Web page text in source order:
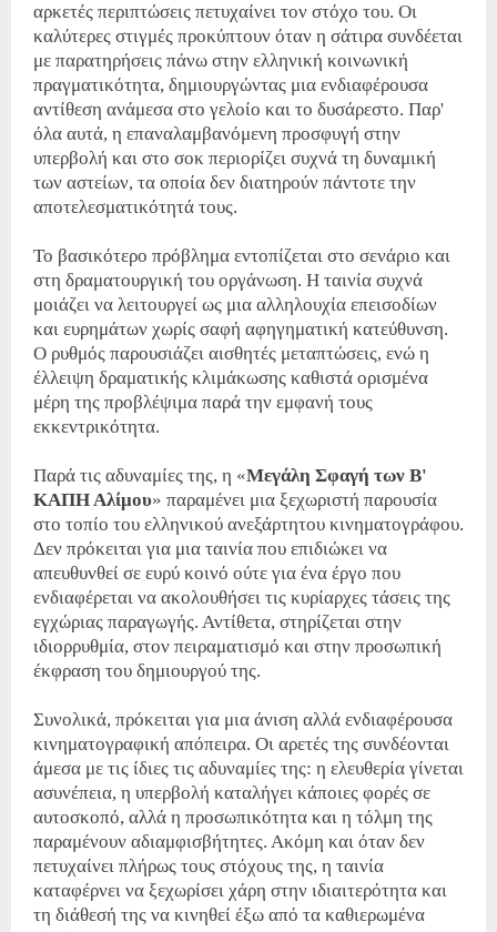
αρκετές περιπτώσεις πετυχαίνει τον στόχο του. Οι
καλύτερες στιγμές προκύπτουν όταν η σάτιρα συνδέεται
με παρατηρήσεις πάνω στην ελληνική κοινωνική
πραγματικότητα, δημιουργώντας μια ενδιαφέρουσα
αντίθεση ανάμεσα στο γελοίο και το δυσάρεστο. Παρ'
όλα αυτά, η επαναλαμβανόμενη προσφυγή στην
υπερβολή και στο σοκ περιορίζει συχνά τη δυναμική
των αστείων, τα οποία δεν διατηρούν πάντοτε την
αποτελεσματικότητά τους.
Το βασικότερο πρόβλημα εντοπίζεται στο σενάριο και
στη δραματουργική του οργάνωση. Η ταινία συχνά
μοιάζει να λειτουργεί ως μια αλληλουχία επεισοδίων
και ευρημάτων χωρίς σαφή αφηγηματική κατεύθυνση.
Ο ρυθμός παρουσιάζει αισθητές μεταπτώσεις, ενώ η
έλλειψη δραματικής κλιμάκωσης καθιστά ορισμένα
μέρη της προβλέψιμα παρά την εμφανή τους
εκκεντρικότητα.
Παρά τις αδυναμίες της, η «Μεγάλη Σφαγή των Β'
ΚΑΠΗ Αλίμου» παραμένει μια ξεχωριστή παρουσία
στο τοπίο του ελληνικού ανεξάρτητου κινηματογράφου.
Δεν πρόκειται για μια ταινία που επιδιώκει να
απευθυνθεί σε ευρύ κοινό ούτε για ένα έργο που
ενδιαφέρεται να ακολουθήσει τις κυρίαρχες τάσεις της
εγχώριας παραγωγής. Αντίθετα, στηρίζεται στην
ιδιορρυθμία, στον πειραματισμό και στην προσωπική
έκφραση του δημιουργού της.
Συνολικά, πρόκειται για μια άνιση αλλά ενδιαφέρουσα
κινηματογραφική απόπειρα. Οι αρετές της συνδέονται
άμεσα με τις ίδιες τις αδυναμίες της: η ελευθερία γίνεται
ασυνέπεια, η υπερβολή καταλήγει κάποιες φορές σε
αυτοσκοπό, αλλά η προσωπικότητα και η τόλμη της
παραμένουν αδιαμφισβήτητες. Ακόμη και όταν δεν
πετυχαίνει πλήρως τους στόχους της, η ταινία
καταφέρνει να ξεχωρίσει χάρη στην ιδιαιτερότητα και
τη διάθεσή της να κινηθεί έξω από τα καθιερωμένα